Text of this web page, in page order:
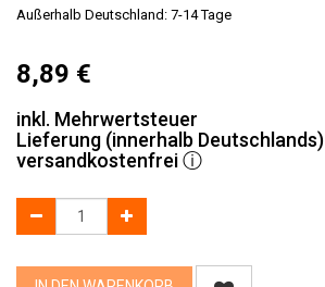
Außerhalb Deutschland: 7-14 Tage
8,89 €
inkl. Mehrwertsteuer
Lieferung (innerhalb Deutschlands)
versandkostenfreiⓘ